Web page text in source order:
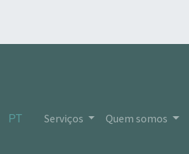
PT Serviços Quem somos